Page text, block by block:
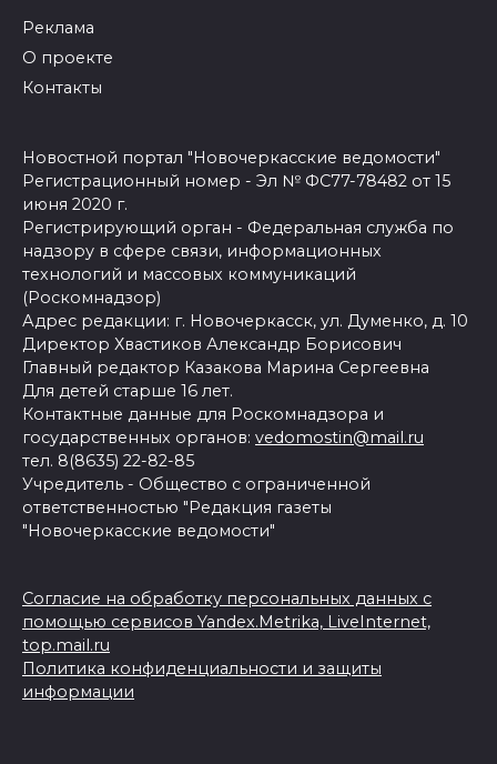
Реклама
О проекте
Контакты
Новостной портал "Новочеркасские ведомости"
Регистрационный номер - Эл № ФС77-78482 от 15
июня 2020 г.
Регистрирующий орган - Федеральная служба по
надзору в сфере связи, информационных
технологий и массовых коммуникаций
(Роскомнадзор)
Адрес редакции: г. Новочеркасск, ул. Думенко, д. 10
Директор Хвастиков Александр Борисович
Главный редактор Казакова Марина Сергеевна
Для детей старше 16 лет.
Контактные данные для Роскомнадзора и
государственных органов: vedomostin@mail.ru
тел. 8(8635) 22-82-85
Учредитель - Общество с ограниченной
ответственностью "Редакция газеты
"Новочеркасские ведомости"
Согласие на обработку персональных данных с
помощью сервисов Yandex.Metrika, LiveInternet,
top.mail.ru
Политика конфиденциальности и защиты
информации